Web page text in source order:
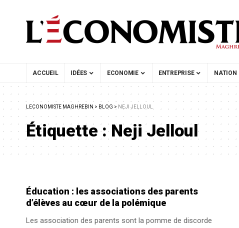
ACCUEIL IDÉES ECONOMIE ENTREPRISE NATION
LECONOMISTE MAGHREBIN > BLOG > NEJI JELLOUL
Étiquette :Neji Jelloul
Éducation : les associations des parents
d’élèves au cœur de la polémique
Les association des parents sont la pomme de discorde